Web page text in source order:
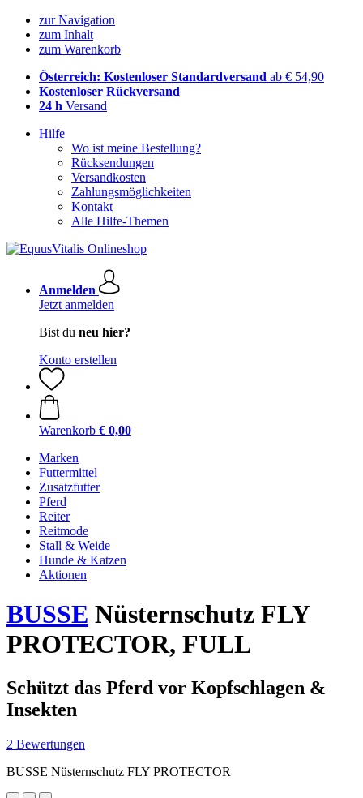
zur Navigation
zum Inhalt
zum Warenkorb
Österreich: Kostenloser Standardversand ab € 54,90
Kostenloser Rückversand
24 h Versand
Hilfe
Wo ist meine Bestellung?
Rücksendungen
Versandkosten
Zahlungsmöglichkeiten
Kontakt
Alle Hilfe-Themen
Anmelden
Jetzt anmelden
Bist du neu hier?
Konto erstellen
Warenkorb € 0,00
Marken
Futtermittel
Zusatzfutter
Pferd
Reiter
Reitmode
Stall & Weide
Hunde & Katzen
Aktionen
BUSSE Nüsternschutz FLY
PROTECTOR, FULL
Schützt das Pferd vor Kopfschlagen &
Insekten
2 Bewertungen
BUSSE Nüsternschutz FLY PROTECTOR